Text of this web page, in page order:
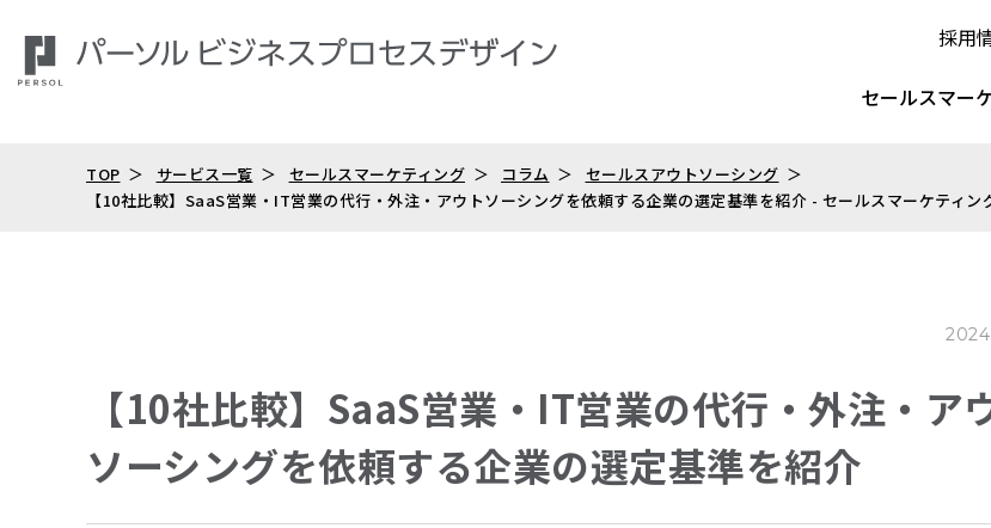
採用
セールスマー
TOP サービス一覧 セールスマーケティング コラム
セールスアウトソーシング
【10社比較】SaaS営業・IT営業の代行・外注・アウトソーシングを依頼する企業の選定基準を紹介 - セールスマーケティ
【10社比較】SaaS営業・IT営業の代行・外注・ア
ソーシングを依頼する企業の選定基準を紹介